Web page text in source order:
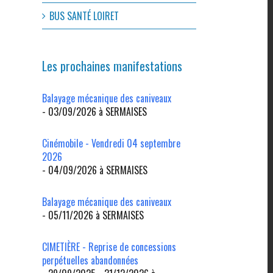
BUS SANTÉ LOIRET
Les prochaines manifestations
Balayage mécanique des caniveaux
- 03/09/2026 à SERMAISES
Cinémobile - Vendredi 04 septembre
2026
- 04/09/2026 à SERMAISES
Balayage mécanique des caniveaux
- 05/11/2026 à SERMAISES
CIMETIÈRE - Reprise de concessions
perpétuelles abandonnées